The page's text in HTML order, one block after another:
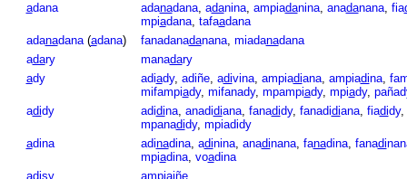
adana adanadana, adanina, ampiadanina, anadanana, fia
mpiadana, tafaadana
adanadana(adana) fanadanadanana, miadanadana
adary manadary
ady adiady, adiñe, adivina, ampiadiana, ampiadina,
mifampiady, mifanady, mpampiady, mpiady,
adidy adidina, anadidiana, fanadidy, fanadidiana, fiadidy,
mpanadidy, mpiadidy
adina adinadina, adinina, anadinana, fanadina, fanadi
mpiadina, voadina
adisy
ampiaiñe